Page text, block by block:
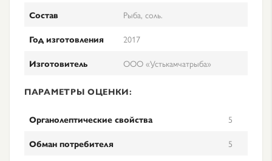
Состав
Рыба, соль.
Год изготовления
2017
Изготовитель
ООО «Устькамчатрыба»
ПАРАМЕТРЫ ОЦЕНКИ:
Органолептические свойства
5
Обман потребителя
5